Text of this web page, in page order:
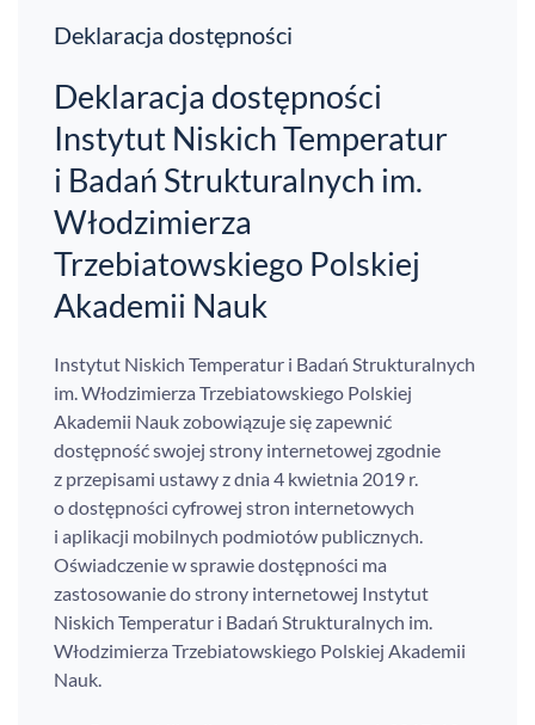
Deklaracja dostępności
Deklaracja dostępności
Instytut Niskich Temperatur
i Badań Strukturalnych im.
Włodzimierza
Trzebiatowskiego Polskiej
Akademii Nauk
Instytut Niskich Temperatur i Badań Strukturalnych
im. Włodzimierza Trzebiatowskiego Polskiej
Akademii Naukzobowiązuje się zapewnić
dostępność swojej strony internetowej zgodnie
z przepisami ustawy z dnia 4 kwietnia 2019 r.
o dostępności cyfrowej stron internetowych
i aplikacji mobilnych podmiotów publicznych.
Oświadczenie w sprawie dostępności ma
zastosowanie do strony internetowej Instytut
Niskich Temperatur i Badań Strukturalnych im.
Włodzimierza Trzebiatowskiego Polskiej Akademii
Nauk.